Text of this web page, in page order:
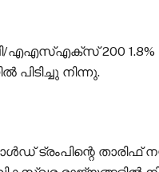
എ‌എസ്‌എക്സ് 200
പിടിച്ചു നിന്നു.
ട്രംപിന്റെ